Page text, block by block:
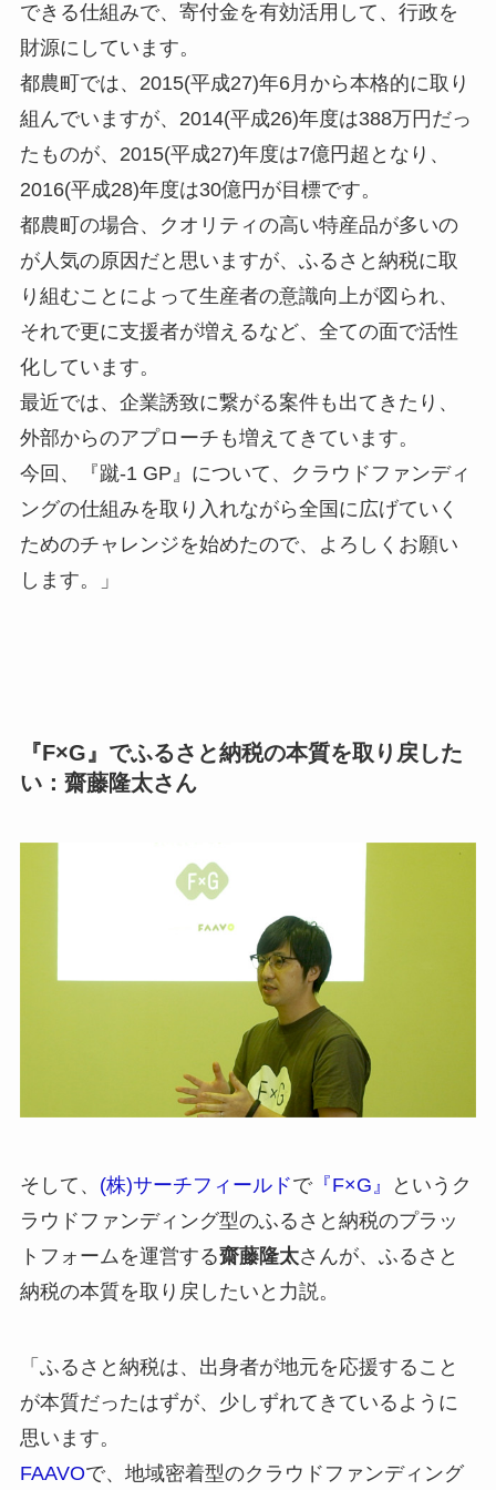
できる仕組みで、寄付金を有効活用して、行政を
財源にしています。
都農町では、2015(平成27)年6月から本格的に取り
組んでいますが、2014(平成26)年度は388万円だっ
たものが、2015(平成27)年度は7億円超となり、
2016(平成28)年度は30億円が目標です。
都農町の場合、クオリティの高い特産品が多いの
が人気の原因だと思いますが、ふるさと納税に取
り組むことによって生産者の意識向上が図られ、
それで更に支援者が増えるなど、全ての面で活性
化しています。
最近では、企業誘致に繋がる案件も出てきたり、
外部からのアプローチも増えてきています。
今回、『蹴-1 GP』について、クラウドファンディ
ングの仕組みを取り入れながら全国に広げていく
ためのチャレンジを始めたので、よろしくお願い
します。」
『F×G』でふるさと納税の本質を取り戻した
い：齋藤隆太さん
そして、 (株)サーチフィールドで『F×G』
というク
ラウドファンディング型のふるさと納税のプラッ
トフォームを運営する齋藤隆太さんが、ふるさと
納税の本質を取り戻したいと力説。
「ふるさと納税は、出身者が地元を応援すること
が本質だったはずが、少しずれてきているように
思います。
FAAVOで、地域密着型のクラウドファンディング